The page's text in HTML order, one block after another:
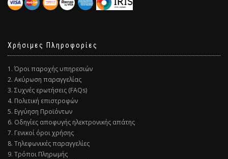
Χρήσιμες Πληροφορίες
1. Όροι παροχής υπηρεσιών
2. Ακύρωση παραγγελίας
3. Συχνές ερωτήσεις (FAQs)
4. Πολιτική επιστροφών
5. Εγγύηση Προϊόντων
6. Οδηγίες αποφυγής ηλεκτρονικής απάτης
7. Γενικοί όροι χρήσης
8. Τηλεφωνικές παραγγελίες
9. Τρόποι Πληρωμής